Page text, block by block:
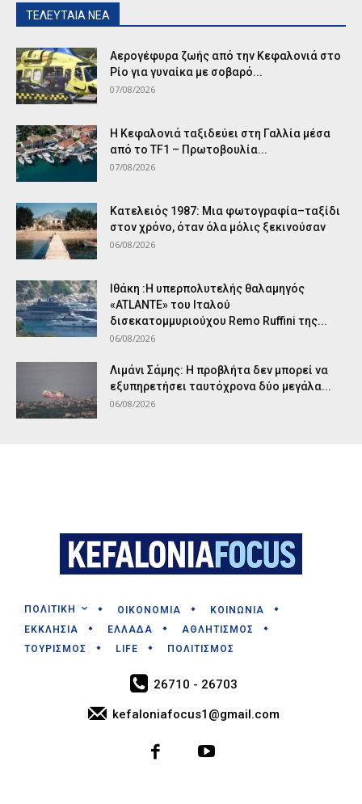
ΤΕΛΕΥΤΑΙΑ ΝΕΑ
Αερογέφυρα ζωής από την Κεφαλονιά στο
Ρίο για γυναίκα με σοβαρό...
07/08/2026
Η Κεφαλονιά ταξιδεύει στη Γαλλία μέσα
από το TF1 – Πρωτοβουλία...
07/08/2026
Κατελειός 1987: Μια φωτογραφία–ταξίδι
στον χρόνο, όταν όλα μόλις ξεκινούσαν
06/08/2026
Ιθάκη :Η υπερπολυτελής θαλαμηγός
«ATLANTE» του Ιταλού
δισεκατομμυριούχου Remo Ruffini της...
06/08/2026
Λιμάνι Σάμης: Η προβλήτα δεν μπορεί να
εξυπηρετήσει ταυτόχρονα δύο μεγάλα...
06/08/2026
ΠΟΛΙΤΙΚΗ ΟΙΚΟΝΟΜΙΑ
ΚΟΙΝΩΝΙΑ
ΕΚΚΛΗΣΙΑ
ΕΛΛΑΔΑ
ΑΘΛΗΤΙΣΜΟΣ
ΤΟΥΡΙΣΜΟΣ
LIFE ΠΟΛΙΤΙΣΜΟΣ
26710 - 26703
kefaloniafocus1@gmail.com